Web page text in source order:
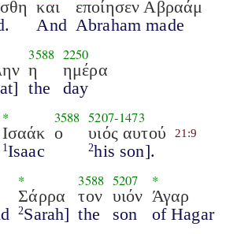
και
And
εποίησεν Αβραάμ
Abraham made
3588
η
the
2250
ημέρα
day
*
Ισαάκ
1 Isaac
3588
ο
5207-1473
υιός αυτού
2his son].
21:9
*
Σάρρα
2Sarah]
3588
τον
the
5207
υιόν
son
*
Άγαρ
of Hagar